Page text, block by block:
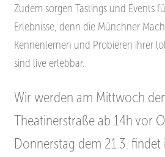
Zudem sorgen Tastings und Events
Erlebnisse, denn die Münchner
Kennenlernen und Probieren ihrer
sind live erlebbar.
Wir werden am Mittwoch
Theatinerstraße ab 14h vor
Donnerstag dem 21.3.